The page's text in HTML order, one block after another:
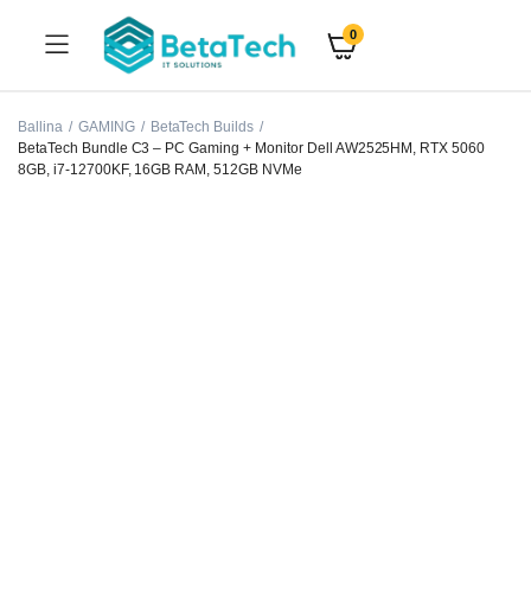
0
Ballina GAMING
BetaTech Builds
BetaTech Bundle C3 – PC Gaming + Monitor Dell AW2525HM, RTX 5060
8GB, i7-12700KF, 16GB RAM, 512GB NVMe